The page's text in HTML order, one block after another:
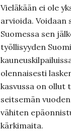
Vieläkään ei ole
arvioida. Voidaan
Suomessa sen
työllisyyden
olennaisesti
kasvussa on ollut
seitsemän
vähiten
kärkimaita.